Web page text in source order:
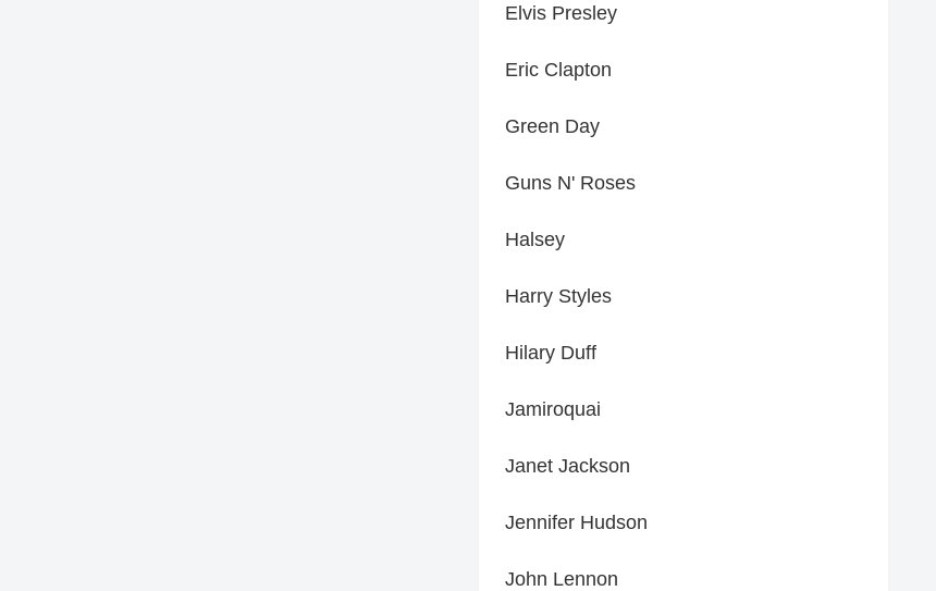
Elvis Presley
Eric Clapton
Green Day
Guns N' Roses
Halsey
Harry Styles
Hilary Duff
Jamiroquai
Janet Jackson
Jennifer Hudson
John Lennon